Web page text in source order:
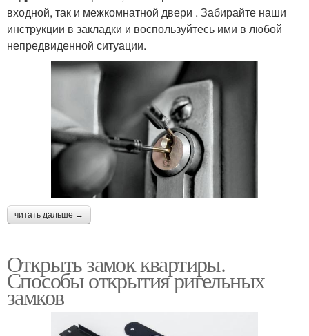
входной, так и межкомнатной двери . Забирайте наши
инструкции в закладки и воспользуйтесь ими в любой
непредвиденной ситуации.
читать дальше →
Открыть замок квартиры.
Способы открытия ригельных
замков